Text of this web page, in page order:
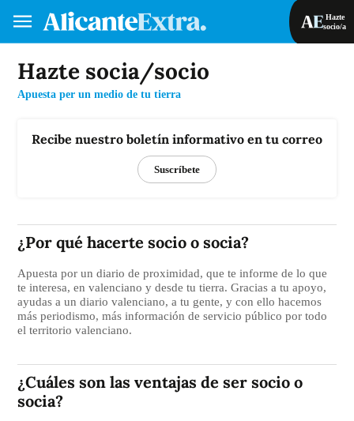
Hazte socio/a
Hazte
socio/a
Hazte socia/socio
Apuesta per un medio de tu tierra
Recibe nuestro boletín informativo en tu correo
Suscríbete
¿Por qué hacerte socio o socia?
Apuesta por un diario de proximidad, que te informe de lo que
te interesa, en valenciano y desde tu tierra. Gracias a tu apoyo,
ayudas a un diario valenciano, a tu gente, y con ello hacemos
más periodismo, más información de servicio público por todo
el territorio valenciano.
¿Cuáles son las ventajas de ser socio o
socia?